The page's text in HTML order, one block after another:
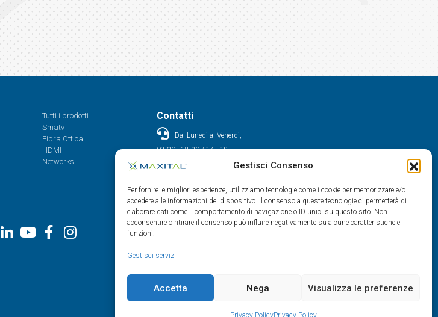
Gestisci Consenso
Per fornire le migliori esperienze, utilizziamo tecnologie come i cookie per memorizzare e/o
accedere alle informazioni del dispositivo. Il consenso a queste tecnologie ci permetterà di
elaborare dati come il comportamento di navigazione o ID unici su questo sito. Non
acconsentire o ritirare il consenso può influire negativamente su alcune caratteristiche e
funzioni.
Gestisci servizi
Accetta Nega Visualizza le preferenze
Privacy PolicyPrivacy Policy
Tutti i prodotti
Smatv
Fibra Ottica
HDMI
Networks
Contatti
Dal Lunedì al Venerdì,
08.30 - 12.30 / 14 - 18
0522/909701
info@maxital.it